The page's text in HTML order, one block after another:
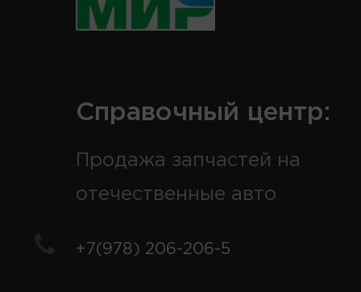
Справочный центр:
Продажа запчастей на
отечественные авто
+7(978) 206-206-5